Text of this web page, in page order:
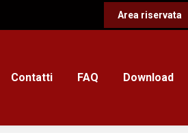
Area riservata
Contatti FAQ Download